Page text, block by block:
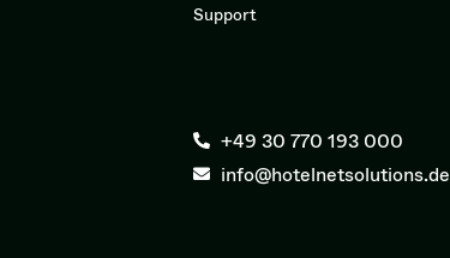
Support
+49 30 770 193 000
info@hotelnetsolutions.de